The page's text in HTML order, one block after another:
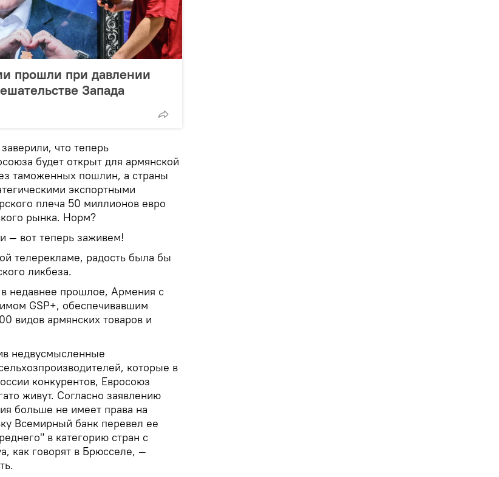
прошли при давлении
Запада
что теперь
будет открыт для армянской
таможенных пошлин, а страны
экспортными
плеча 50 миллионов евро
рынка. Норм?
— вот теперь заживем!
телерекламе, радость была бы
ликбеза.
в недавнее прошлое, Армения с
GSP+, обеспечивавшим
видов армянских товаров и
недвусмысленные
которые в
конкурентов, Евросоюз
живут. Согласно заявлению
больше не имеет права на
Всемирный банк перевел ее
в категорию стран с
как говорят в Брюсселе, —